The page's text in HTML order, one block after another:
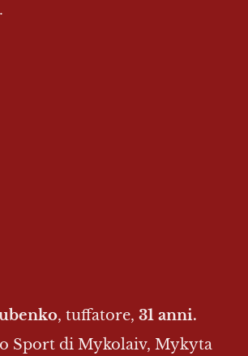
, tuffatore, 31 anni.
Sport di Mykolaiv, Mykyta